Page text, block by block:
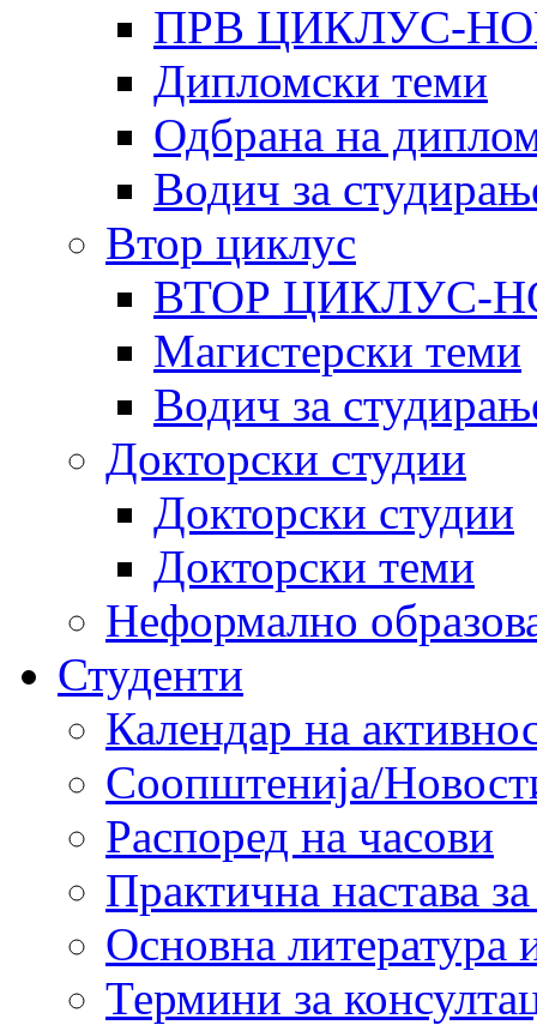
ПРВ ЦИКЛУС-
Дипломски теми
Одбрана на
Водич за
Втор циклус
ВТОР ЦИКЛУС-
Магистерски теми
Водич за
Докторски студии
Докторски студии
Докторски теми
Неформално
Студенти
Календар на
Соопштенија/
Распоред на часови
Практична настава
Основна литература
Термини за